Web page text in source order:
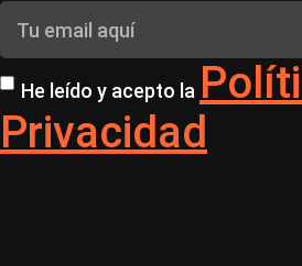
He leído y acepto la
Privacidad